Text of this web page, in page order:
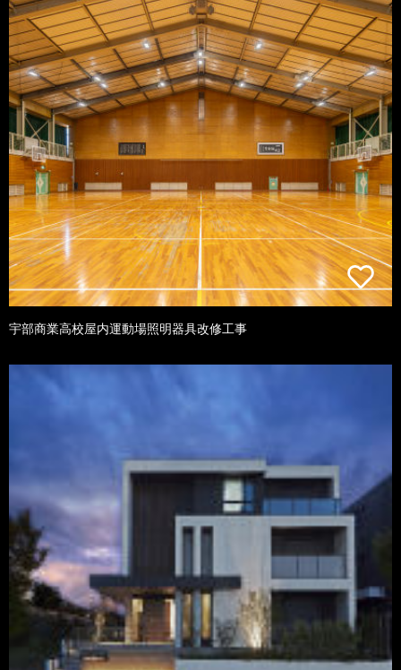
宇部商業高校屋内運動場照明器具改修工事